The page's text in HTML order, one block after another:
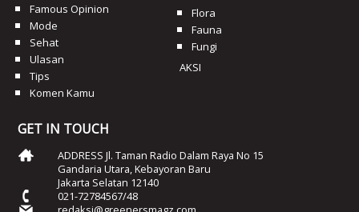
Famous Opinion
Mode
Sehat
Ulasan
Tips
Komen Kamu
Flora
Fauna
Fungi
AKSI
GET IN TOUCH
ADDRESS Jl. Taman Radio Dalam Raya No 15
Gandaria Utara, Kebayoran Baru
Jakarta Selatan 12140
021-72784567/48